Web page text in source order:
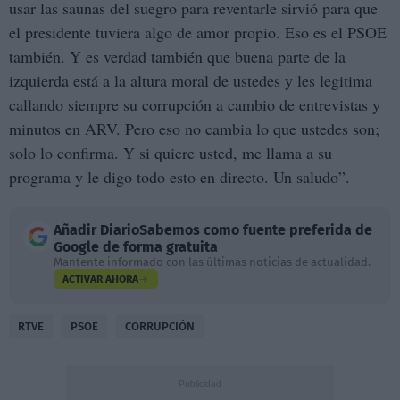
usar las saunas del suegro para reventarle sirvió para que
el presidente tuviera algo de amor propio. Eso es el PSOE
también. Y es verdad también que buena parte de la
izquierda está a la altura moral de ustedes y les legitima
callando siempre su corrupción a cambio de entrevistas y
minutos en ARV. Pero eso no cambia lo que ustedes son;
solo lo confirma. Y si quiere usted, me llama a su
programa y le digo todo esto en directo. Un saludo”.
Añadir DiarioSabemos como fuente preferida de
Google de forma gratuita
Mantente informado con las últimas noticias de actualidad.
ACTIVAR AHORA
RTVE PSOE CORRUPCIÓN